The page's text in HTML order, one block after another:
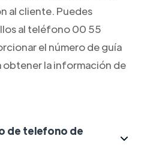
al cliente. Puedes
al teléfono 00 55
el número de guía
obtener la información de
de telefono de